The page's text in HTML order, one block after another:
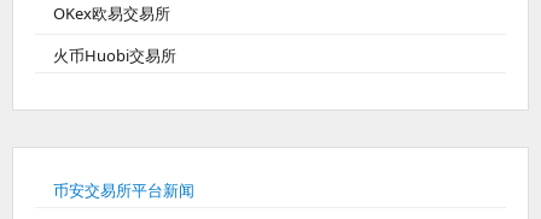
OKex欧易交易所
火币Huobi交易所
币安交易所平台新闻